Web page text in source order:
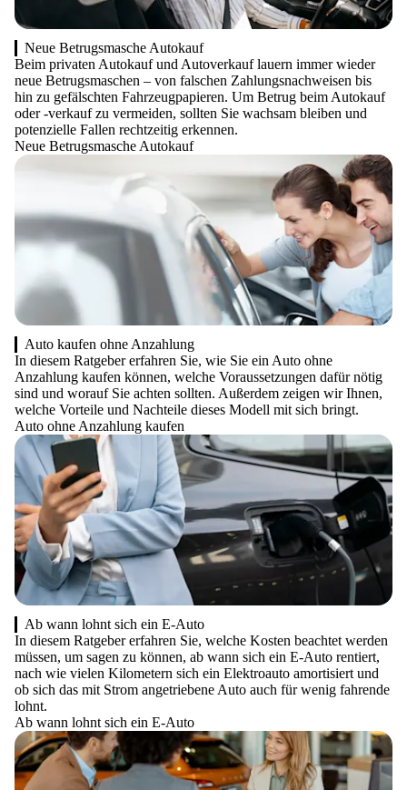
Neue Betrugsmasche Autokauf
Beim privaten Autokauf und Autoverkauf lauern immer wieder
neue Betrugsmaschen – von falschen Zahlungsnachweisen bis
hin zu gefälschten Fahrzeugpapieren. Um Betrug beim Autokauf
oder -verkauf zu vermeiden, sollten Sie wachsam bleiben und
potenzielle Fallen rechtzeitig erkennen.
Neue Betrugsmasche Autokauf
Auto kaufen ohne Anzahlung
In diesem Ratgeber erfahren Sie, wie Sie ein Auto ohne
Anzahlung kaufen können, welche Voraussetzungen dafür nötig
sind und worauf Sie achten sollten. Außerdem zeigen wir Ihnen,
welche Vorteile und Nachteile dieses Modell mit sich bringt.
Auto ohne Anzahlung kaufen
Ab wann lohnt sich ein E-Auto
In diesem Ratgeber erfahren Sie, welche Kosten beachtet werden
müssen, um sagen zu können, ab wann sich ein E-Auto rentiert,
nach wie vielen Kilometern sich ein Elektroauto amortisiert und
ob sich das mit Strom angetriebene Auto auch für wenig fahrende
lohnt.
Ab wann lohnt sich ein E-Auto